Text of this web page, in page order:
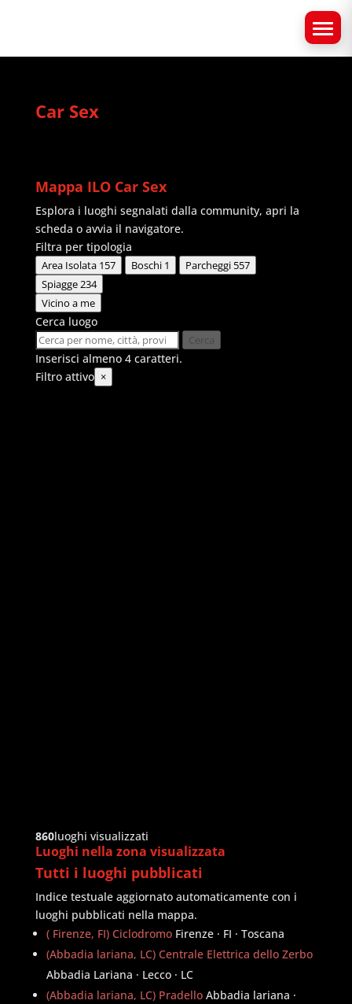
Car Sex
Mappa ILO Car Sex
Esplora i luoghi segnalati dalla community, apri la
scheda o avvia il navigatore.
Filtra per tipologia
Area Isolata 157 Boschi 1 Parcheggi 557
Spiagge234
Vicino a me
Cerca luogo
Cerca
Inserisci almeno 4 caratteri.
Filtro attivo ×
860luoghi visualizzati
Luoghi nella zona visualizzata
Tutti i luoghi pubblicati
Indice testuale aggiornato automaticamente con i
luoghi pubblicati nella mappa.
( Firenze, FI) Ciclodromo Firenze · FI · Toscana
(Abbadia lariana, LC) Centrale Elettrica dello Zerbo
Abbadia Lariana · Lecco · LC
(Abbadia lariana, LC) Pradello Abbadia lariana ·